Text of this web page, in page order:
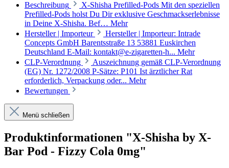
Beschreibung
X-Shisha Prefilled-Pods Mit den speziellen
Prefilled-Pods holst Du Dir exklusive Geschmackserlebnisse
in Deine X-Shisha. Bef… Mehr
Hersteller | Importeur
Hersteller | Importeur: Intrade
Concepts GmbH Barentsstraße 13 53881 Euskirchen
Deutschland E-Mail: kontakt@e-zigaretten-h... Mehr
CLP-Verordnung
Auszeichnung gemäß CLP-Verordnung
(EG) Nr. 1272/2008 P-Sätze: P101 Ist ärztlicher Rat
erforderlich, Verpackung oder... Mehr
Bewertungen
Menü schließen
Produktinformationen "X-Shisha by X-
Bar Pod - Fizzy Cola 0mg"